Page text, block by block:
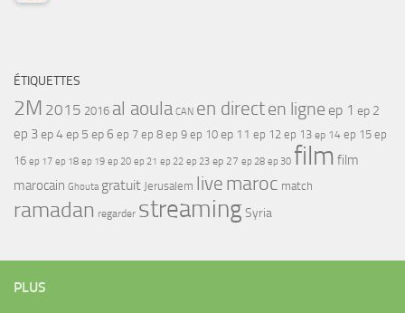
ÉTIQUETTES
2M 2015 2016 al aoula CAN en directen ligne ep 1 ep 2
ep 3ep 4ep 5 ep 6 ep 7 ep 8 ep 9 ep 10 ep 11 ep 12 ep 13 ep 14 ep 15 ep
16 ep 17 ep 18 ep 19 ep 20 ep 21 ep 22 ep 23 ep 27 ep 28 ep 30 film film
marocain Ghouta gratuit Jerusalem live maroc match
ramadan regarder streamingSyria
PLUS